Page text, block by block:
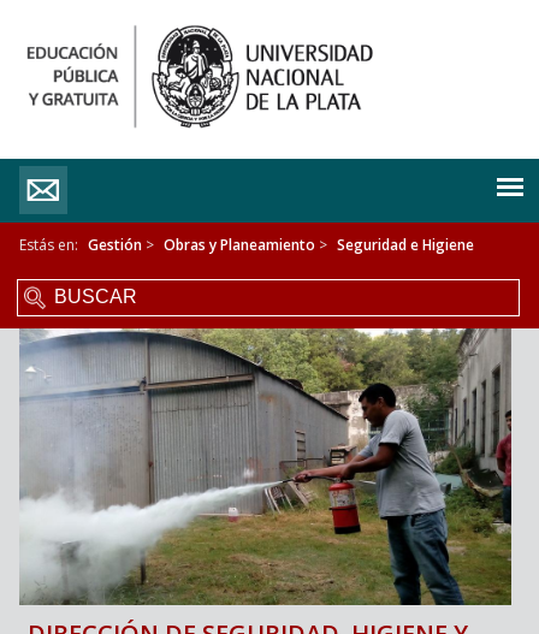
Estás en: Gestión > Obras y Planeamiento > Seguridad e Higiene